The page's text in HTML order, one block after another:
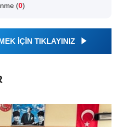
(0)
İÇİN TIKLAYINIZ